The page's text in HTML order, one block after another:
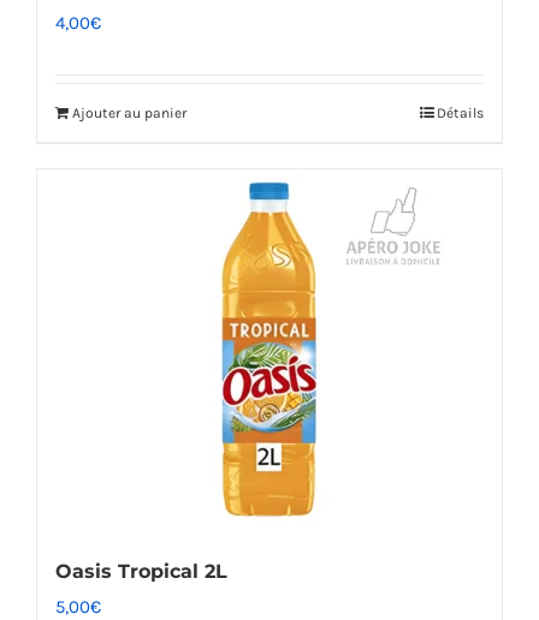
4,00€
Ajouter au panier Détails
Oasis Tropical 2L
5,00€